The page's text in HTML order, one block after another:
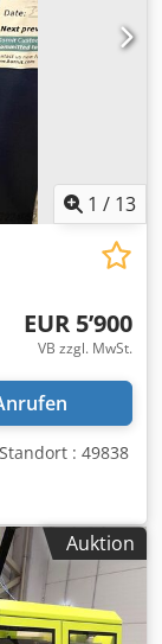
-
bis zu
600 x
4 Liter pro
3-phasig,
1 / 13
EUR 5’900
VB zzgl. MwSt.
: 49838
Auktion